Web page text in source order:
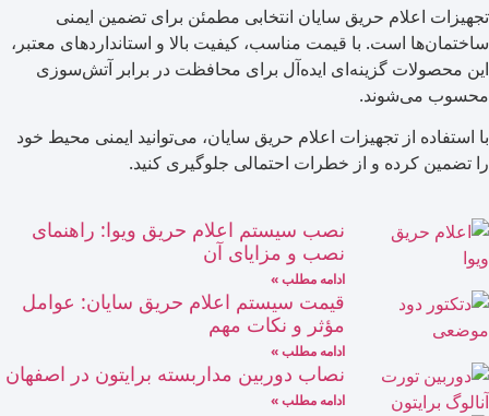
اعلام حریق سایان انتخابی مطمئن برای تضمین ایمنی
است. با قیمت مناسب، کیفیت بالا و استانداردهای معتبر،
گزینه‌ای ایده‌آل برای محافظت در برابر آتش‌سوزی
می‌شوند.
از تجهیزات اعلام حریق سایان، می‌توانید ایمنی محیط خود
کرده و از خطرات احتمالی جلوگیری کنید.
نصب سیستم اعلام حریق ویوا: راهنمای
نصب و مزایای آن
ادامه مطلب »
قیمت سیستم اعلام حریق سایان: عوامل
مؤثر و نکات مهم
ادامه مطلب »
نصاب دوربین مداربسته برایتون در اصفهان
ادامه مطلب »